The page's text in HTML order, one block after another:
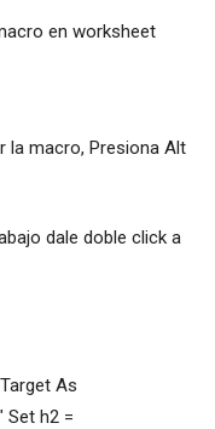
en worksheet
la macro, Presiona Alt
dale doble click a
As
Set h2 =